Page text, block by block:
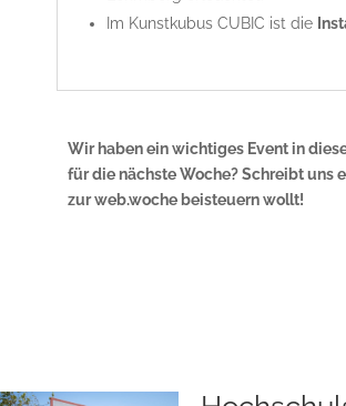
Im Kunstkubus CUBIC ist die
Wir haben ein wichtiges Event in
für die nächste Woche? Schreibt uns
zur web.woche beisteuern wollt!